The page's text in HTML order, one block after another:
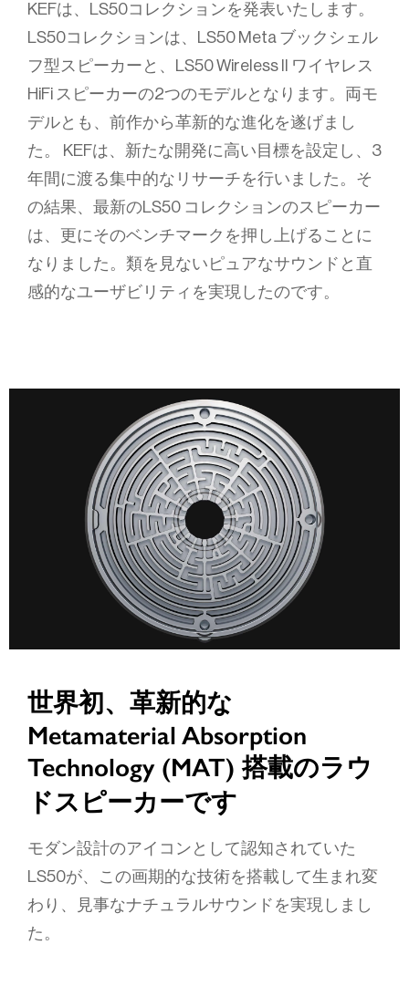
KEFは、LS50コレクションを発表いたします。
LS50コレクションは、LS50 Meta ブックシェル
フ型スピーカーと、LS50 Wireless II ワイヤレス
HiFi スピーカーの2つのモデルとなります。両モ
デルとも、前作から革新的な進化を遂げまし
た。 KEFは、新たな開発に高い目標を設定し、3
年間に渡る集中的なリサーチを行いました。そ
の結果、最新のLS50 コレクションのスピーカー
は、更にそのベンチマークを押し上げることに
なりました。類を見ないピュアなサウンドと直
感的なユーザビリティを実現したのです。
世界初、革新的な
Metamaterial Absorption
Technology (MAT) 搭載のラウ
ドスピーカーです
モダン設計のアイコンとして認知されていた
LS50が、この画期的な技術を搭載して生まれ変
わり、見事なナチュラルサウンドを実現しまし
た。